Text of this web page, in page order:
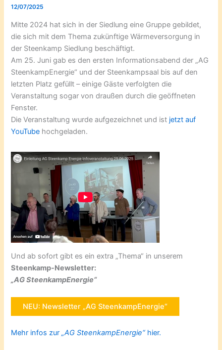
12/07/2025
Mitte 2024 hat sich in der Siedlung eine Gruppe gebildet,
die sich mit dem Thema zukünftige Wärmeversorgung in
der Steenkamp Siedlung beschäftigt.
Am 25. Juni gab es den ersten Informationsabend der „AG
SteenkampEnergie“ und der Steenkampsaal bis auf den
letzten Platz gefüllt – einige Gäste verfolgten die
Veranstaltung sogar von draußen durch die geöffneten
Fenster.
Die Veranstaltung wurde aufgezeichnet und ist jetzt auf
YouTube hochgeladen.
Und ab sofort gibt es ein extra „Thema“ in unserem
Steenkamp-Newsletter:
„AG SteenkampEnergie“
NEU: Newsletter „AG SteenkampEnergie“
Mehr infos zur„AG SteenkampEnergie“hier.